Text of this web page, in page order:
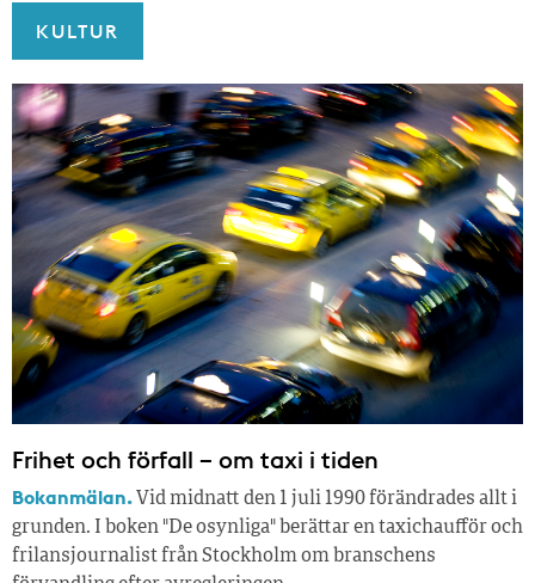
KULTUR
Frihet och förfall – om taxi i tiden
Bokanmälan. Vid midnatt den 1 juli 1990 förändrades allt i
grunden. I boken "De osynliga" berättar en taxichaufför och
frilansjournalist från Stockholm om branschens